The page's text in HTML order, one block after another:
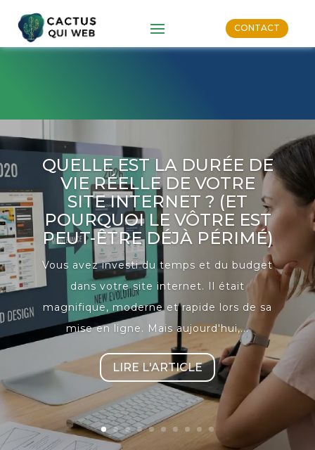
CONTACT
QUELLE EST LA DURÉE DE
VIE RÉELLE DE VOTRE
SITE INTERNET ? (ET
POURQUOI LE VÔTRE EST
PEUT-ÊTRE DÉJÀ PÉRIMÉ)
Vous avez investi du temps et du budget
dans votre site internet. Il était
magnifique, moderne et rapide lors de sa
mise en ligne. Mais aujourd'hui,...
LIRE L'ARTICLE